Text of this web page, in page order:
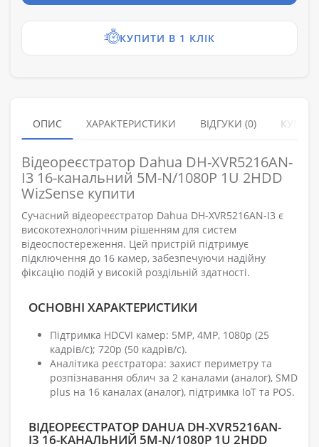
КУПИТИ В 1 КЛІК
ОПИС ХАРАКТЕРИСТИКИ ВІДГУКИ (0)
Відеореєстратор Dahua DH-XVR5216AN-
I3 16-канальний 5M-N/1080P 1U 2HDD
WizSense купити
Сучасний відеореєстратор Dahua DH-XVR5216AN-I3 є
високотехнологічним рішенням для систем
відеоспостереження. Цей пристрій підтримує
підключення до 16 камер, забезпечуючи надійну
фіксацію подій у високій роздільній здатності.
ОСНОВНІ ХАРАКТЕРИСТИКИ
Підтримка HDCVI камер: 5MP, 4MP, 1080p (25
кадрів/с); 720p (50 кадрів/с).
Аналітика реєстратора: захист периметру та
розпізнавання облич за 2 каналами (аналог), SMD
plus на 16 каналах (аналог), підтримка IoT та POS.
ВІДЕОРЕЄСТРАТОР DAHUA DH-XVR5216AN-
I3 16-КАНАЛЬНИЙ 5M-N/1080P 1U 2HDD